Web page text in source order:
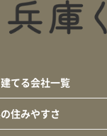
てる会社一覧
住みやすさ